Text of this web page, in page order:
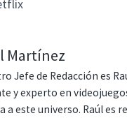
Martínez
Jefe de Redacción es
y experto en
a este universo. Raúl es